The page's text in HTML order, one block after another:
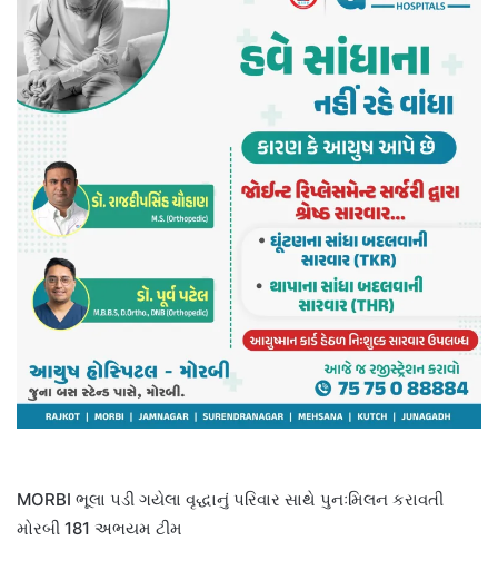
MORBI ભૂલા પડી ગયેલા વૃદ્ધાનું પરિવાર સાથે પુનઃમિલન કરાવતી
મોરબી 181 અભયમ ટીમ